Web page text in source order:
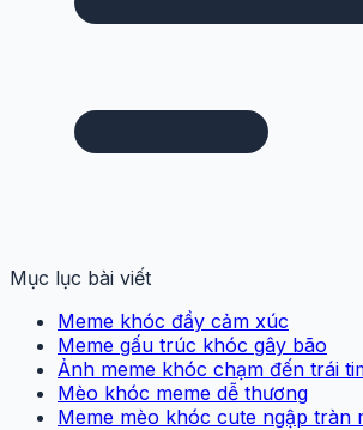
Mục lục bài viết
Meme khóc đầy cảm xúc
Meme gấu trúc khóc gây bão
Ảnh meme khóc chạm đến trái
Mèo khóc meme dễ thương
Meme mèo khóc cute ngập tràn